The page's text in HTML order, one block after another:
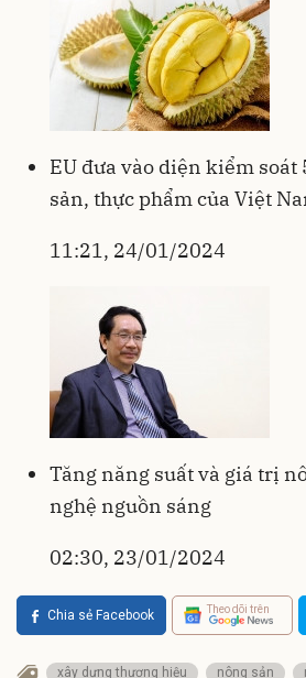
EU đưa vào diện kiểm soát
sản, thực phẩm của Việt
11:21, 24/01/2024
Tăng năng suất và giá trị
nghệ nguồn sáng
02:30, 23/01/2024
Chia sẻ Facebook Theo dõi trên
xây dựng thương hiệu nông sản